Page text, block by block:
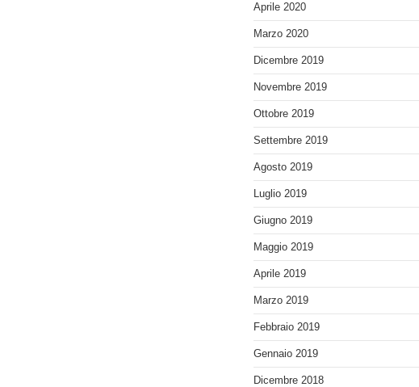
Aprile 2020
Marzo 2020
Dicembre 2019
Novembre 2019
Ottobre 2019
Settembre 2019
Agosto 2019
Luglio 2019
Giugno 2019
Maggio 2019
Aprile 2019
Marzo 2019
Febbraio 2019
Gennaio 2019
Dicembre 2018